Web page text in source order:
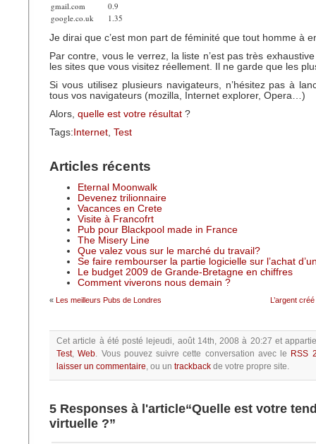
gmail.com
0.9
google.co.uk
1.35
Je dirai que c’est mon part de féminité que tout homme à
Par contre, vous le verrez, la liste n’est pas très
les sites que vous visitez réellement. Il ne garde que les
Si vous utilisez plusieurs navigateurs, n’hésitez pas à
tous vos navigateurs (mozilla, Internet explorer, Opera…)
Alors, quelle est votre résultat ?
Tags: Internet, Test
Articles récents
Eternal Moonwalk
Devenez trilionnaire
Vacances en Crete
Visite à Francofrt
Pub pour Blackpool made in France
The Misery Line
Que valez vous sur le marché du travail?
Se faire rembourser la partie logicielle sur l’achat
Le budget 2009 de Grande-Bretagne en chiffres
Comment viverons nous demain ?
« Les meilleurs Pubs de Londres L’argent
Cet article à été posté lejeudi, août 14th, 2008 à 20:27 et
Test,Web. Vous pouvez suivre cette conversation avec le RSS
laisser un commentaire, ou un trackback de votre propre site.
5 Responses à l'article“Quelle est votre
virtuelle ?”